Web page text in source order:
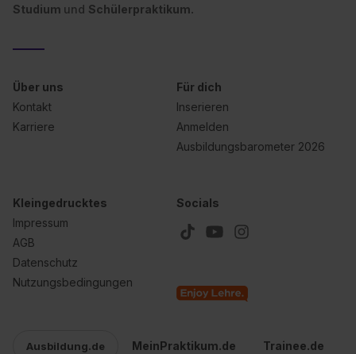
Studium und Schülerpraktikum.
Über uns
Kontakt
Karriere
Für dich
Inserieren
Anmelden
Ausbildungsbarometer 2026
Kleingedrucktes
Impressum
AGB
Datenschutz
Nutzungsbedingungen
Socials
Ausbildung.de MeinPraktikum.de Trainee.de